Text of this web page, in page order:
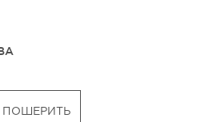
ПОШЕРИТЬ